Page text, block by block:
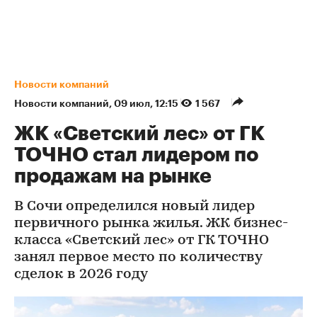
Новости компаний
Новости компаний⁠, 09 июл, 12:15 1 567
ЖК «Светский лес» от ГК
ТОЧНО стал лидером по
продажам на рынке
В Сочи определился новый лидер
первичного рынка жилья. ЖК бизнес-
класса «Светский лес» от ГК ТОЧНО
занял первое место по количеству
сделок в 2026 году